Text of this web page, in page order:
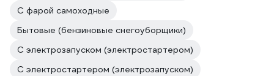
С фарой самоходные
Бытовые (бензиновые снегоуборщики)
С электрозапуском (электростартером)
С электростартером (электрозапуском)